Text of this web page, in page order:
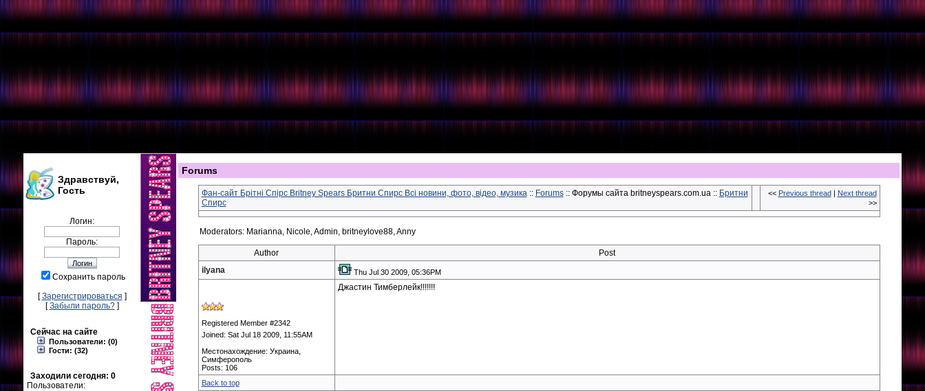
Здравствуй,
Гость
Логин:
Пароль:
Сохранить пароль
[Зарегистрироваться ]
[Забыли пароль?]
Сейчас на сайте
Пользователи: (0)
Гости: (32)
Заходили сегодня: 0
Пользователи:
Forums
Фан-сайт Брітні Спірс Britney Spears Бритни Спирс Всі новини, фото, відео, музика:: Forums:: Форумы сайта britneyspears.com.ua :: Бритни
Спирс
<< Previous thread| Next thread
>>
Moderators: Marianna, Nicole, Admin, britneylove88, Anny
Author
Post
ilyana
Thu Jul 30 2009, 05:36PM
Registered Member #2342
Joined: Sat Jul 18 2009, 11:55AM
Местонахождение: Украина,
Симферополь
Posts: 106
Джастин Тимберлейк!!!!!!!
Back to top